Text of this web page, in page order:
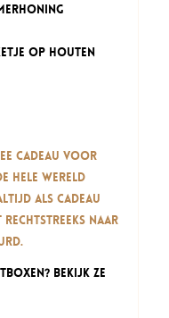
op houten
cadeau voor
hele wereld
als cadeau
rechtstreeks naar
Bekijk ze